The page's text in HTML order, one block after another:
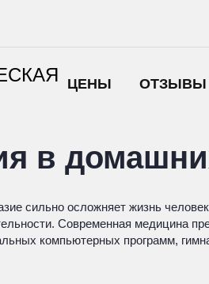
ЦЕНЫ ОТЗЫВЫ
в
сильно осложняет жизнь
Современная медицина
компьютерных программ,